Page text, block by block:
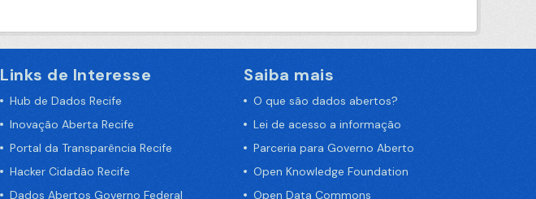
Links de Interesse
Hub de Dados Recife
Inovação Aberta Recife
Portal da Transparência Recife
Hacker Cidadão Recife
Dados Abertos Governo Federal
Saiba mais
O que são dados abertos?
Lei de acesso a informação
Parceria para Governo Aberto
Open Knowledge Foundation
Open Data Commons